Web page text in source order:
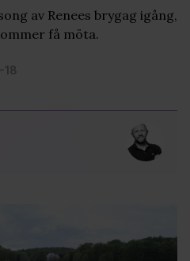
av Renees brygag igång,
få möta.
18